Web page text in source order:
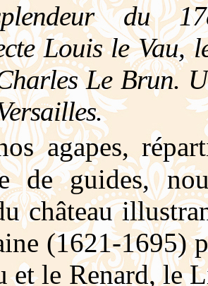
du
Louis le Vau,
Le Brun.
agapes,
de guides,
château
(1621-1695)
et le Renard, le